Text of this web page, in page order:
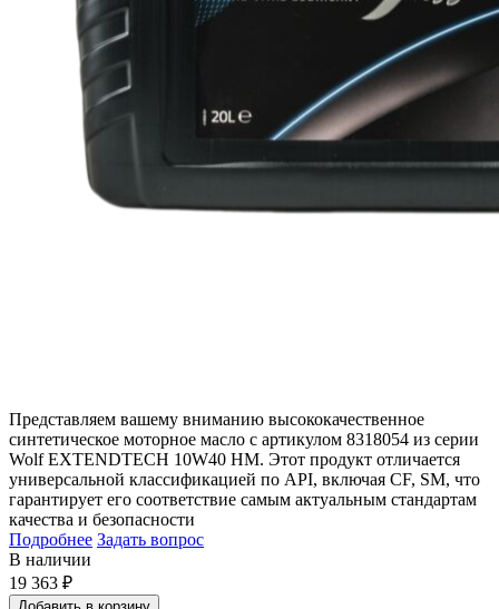
Представляем вашему вниманию высококачественное
синтетическое моторное масло с артикулом 8318054 из серии
Wolf EXTENDTECH 10W40 HM. Этот продукт отличается
универсальной классификацией по API, включая CF, SM, что
гарантирует его соответствие самым актуальным стандартам
качества и безопасности
Подробнее Задать вопрос
В наличии
19 363 ₽